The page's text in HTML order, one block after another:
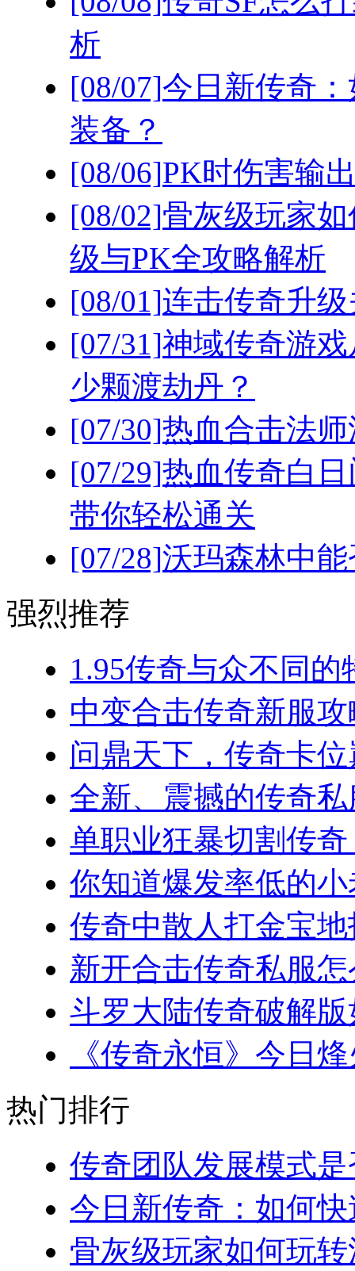
析
[08/07]今日新传奇
装备？
[08/06]PK时伤害输
[08/02]骨灰级玩家
级与PK全攻略解析
[08/01]连击传奇升
[07/31]神域传奇游
少颗渡劫丹？
[07/30]热血合击法
[07/29]热血传奇白
带你轻松通关
[07/28]沃玛森林中
强烈推荐
1.95传奇与众不同
中变合击传奇新服
问鼎天下，传奇卡
全新、震撼的传奇
单职业狂暴切割传
你知道爆发率低的
传奇中散人打金宝地
新开合击传奇私服
斗罗大陆传奇破解
《传奇永恒》今日
热门排行
传奇团队发展模式
今日新传奇：如何
骨灰级玩家如何玩